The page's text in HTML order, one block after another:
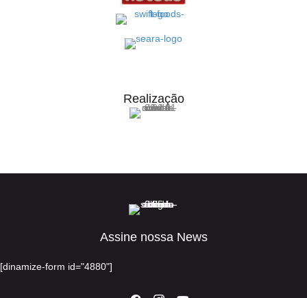
Realização
Assine nossa News
[dinamize-form id="4880"]